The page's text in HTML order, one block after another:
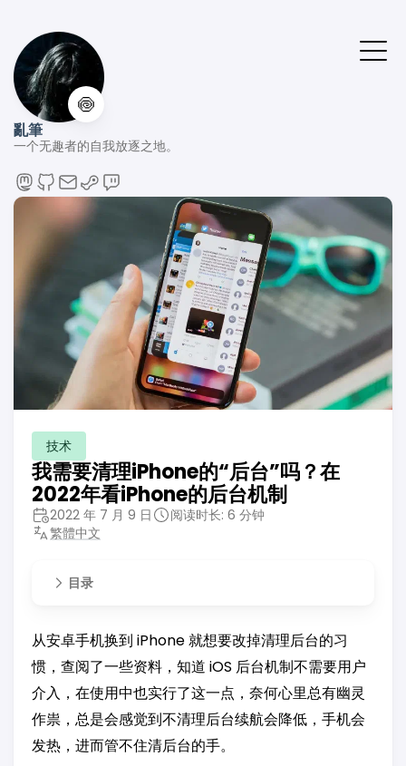
🍥
亂筆
一个无趣者的自我放逐之地。
技术
我需要清理iPhone的“后台”吗？在
2022年看iPhone的后台机制
2022 年 7 月 9 日
阅读时长: 6 分钟
繁體中文
目录
从安卓手机换到 iPhone 就想要改掉清理后台的习
惯，查阅了一些资料，知道 iOS 后台机制不需要用户
介入，在使用中也实行了这一点，奈何心里总有幽灵
作祟，总是会感觉到不清理后台续航会降低，手机会
发热，进而管不住清后台的手。